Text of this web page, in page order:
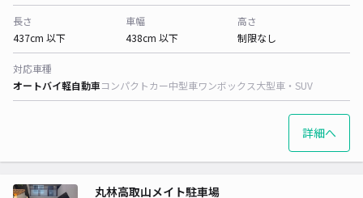
長さ
437cm 以下
車幅
438cm 以下
高さ
制限なし
対応車種
オートバイ軽自動車コンパクトカー中型車ワンボックス大型車・SUV
詳細へ
丸林高取山メイト駐車場